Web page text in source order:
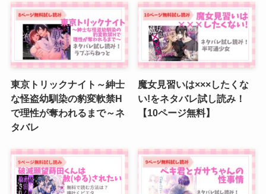
東京トリックナイト～紳士
な怪盗幼馴染の豹変軟禁H
で理性が奪われるまで～ネ
タバレ
魔女見習いは×××したくな
い!をネタバレ試し読み！
【10ページ無料】